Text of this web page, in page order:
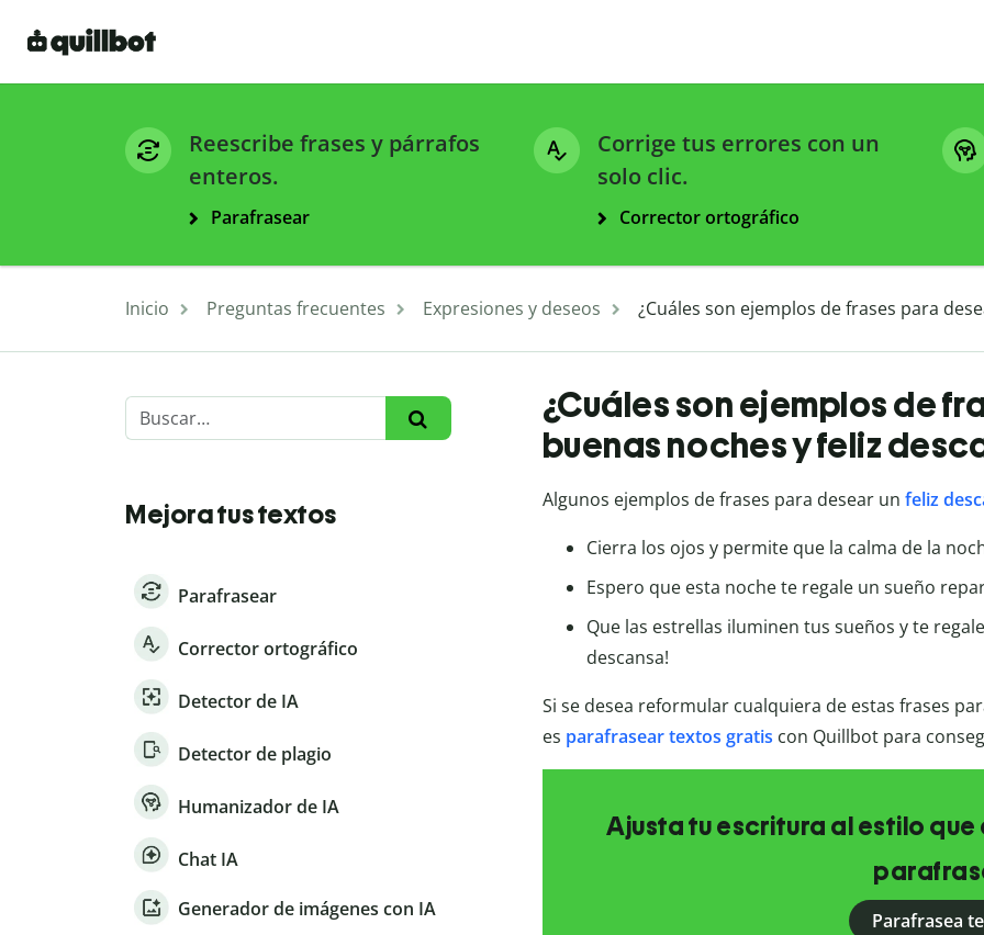
Reescribe frases y párrafos
enteros.
Parafrasear
Corrige tus errores con un
solo clic.
Corrector ortográfico
Inicio Preguntas frecuentes Expresiones y deseos ¿Cuáles son ejemplos de frases para
Mejora tus textos
Parafrasear
Corrector ortográfico
Detector de IA
Detector de plagio
Humanizador de IA
Chat IA
Generador de imágenes con IA
¿Cuáles son ejemplos de
buenas noches y feliz
Algunos ejemplos de frases para desear un feliz
Cierra los ojos y permite que la calma de la
Espero que esta noche te regale un sueño
Que las estrellas iluminen tus sueños y te
descansa!
Si se desea reformular cualquiera de estas frases
es parafrasear textos gratis con Quillbot para
Ajusta tu escritura al estilo
Parafrasea